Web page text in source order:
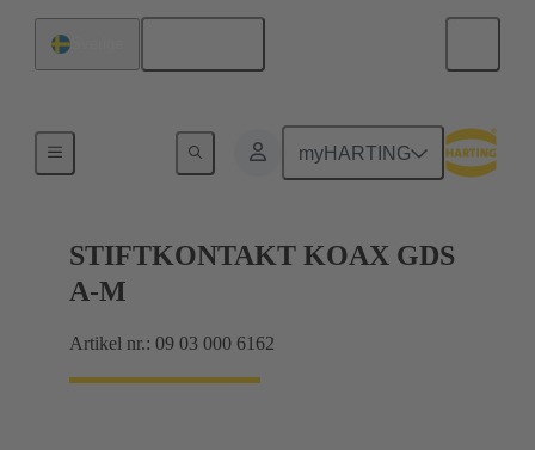
myHARTING
Förbindning moderkort till dotterkort
STIFTKONTAKT KOAX GDS
A-M
Artikel nr.: 09 03 000 6162